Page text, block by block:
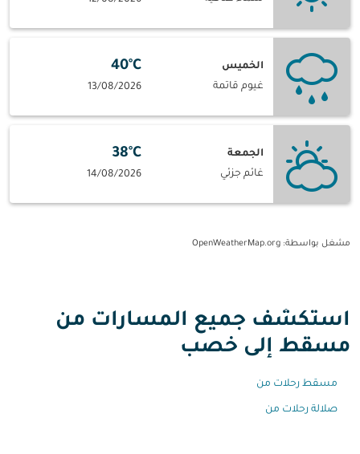
الخميس
غيوم قاتمة
40°C
13/08/2026
الجمعة
غائم جزئي
38°C
14/08/2026
مشغل بواسطة: OpenWeatherMap.org
استكشف جميع المسارات من
مسقط إلى خصب
مسقط رحلات من
صلالة رحلات من